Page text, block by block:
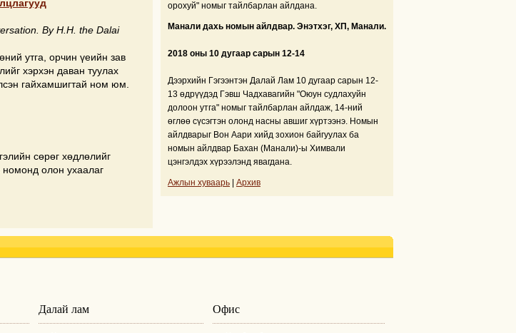
By H.H. the Dalai
утга, орчин үеийн зав
хэрхэн даван туулах
гайхамшигтай ном юм.
сөрөг хөдлөлийг
номонд олон ухаалаг
орохуй" номыг тайлбарлан айлдана.
Манали дахь номын айлдвар. Энэтхэг, ХП, Манали.
2018 оны 10 дугаар сарын 12-14
Дээрхийн Гэгээнтэн Далай Лам 10 дугаар сарын 12-
13 өдрүүдэд Гэвш Чадхавагийн "Оюун судлахуйн
долоон утга" номыг тайлбарлан айлдаж, 14-ний
өглөө сүсэгтэн олонд насны авшиг хүртээнэ. Номын
айлдварыг Вон Аари хийд зохион байгуулах ба
номын айлдвар Бахан (Манали)-ы Химвали
цэнгэлдэх хүрээлэнд явагдана.
Ажлын хуваарь Архив
Далай лам Офис